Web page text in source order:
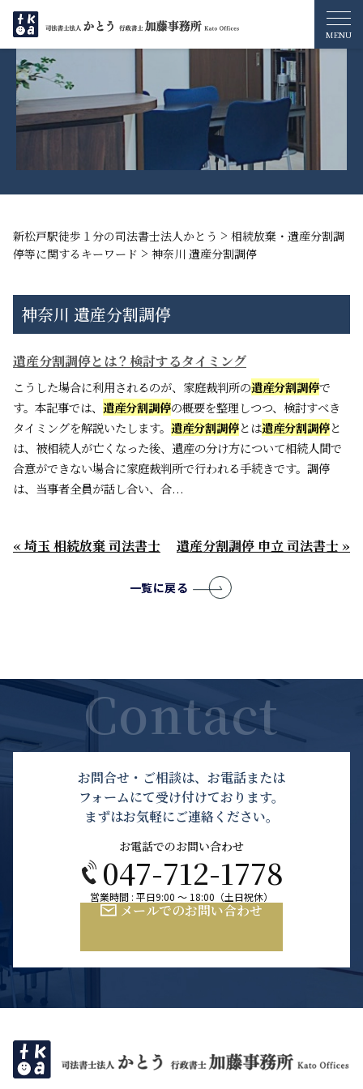
新松戸駅徒歩１分の司法書士法人かとう > 相続放棄・遺産分割調
停等に関するキーワード > 神奈川 遺産分割調停
神奈川 遺産分割調停
遺産分割調停とは？検討するタイミング
こうした場合に利用されるのが、家庭裁判所の遺産分割調停で
す。本記事では、 遺産分割調停の概要を整理しつつ、検討すべき
タイミングを解説いたします。 遺産分割調停とは遺産分割調停と
は、被相続人が亡くなった後、遺産の分け方について相続人間で
合意ができない場合に家庭裁判所で行われる手続きです。調停
は、当事者全員が話し合い、合...
« 埼玉 相続放棄 司法書士 遺産分割調停 申立 司法書士 »
一覧に戻る
お問合せ・ご相談は、お電話または
フォームにて受け付けております。
まずはお気軽にご連絡ください。
お電話でのお問い合わせ
047-712-1778
営業時間 : 平日9:00 ～ 18:00（土日祝休）
メールでのお問い合わせ